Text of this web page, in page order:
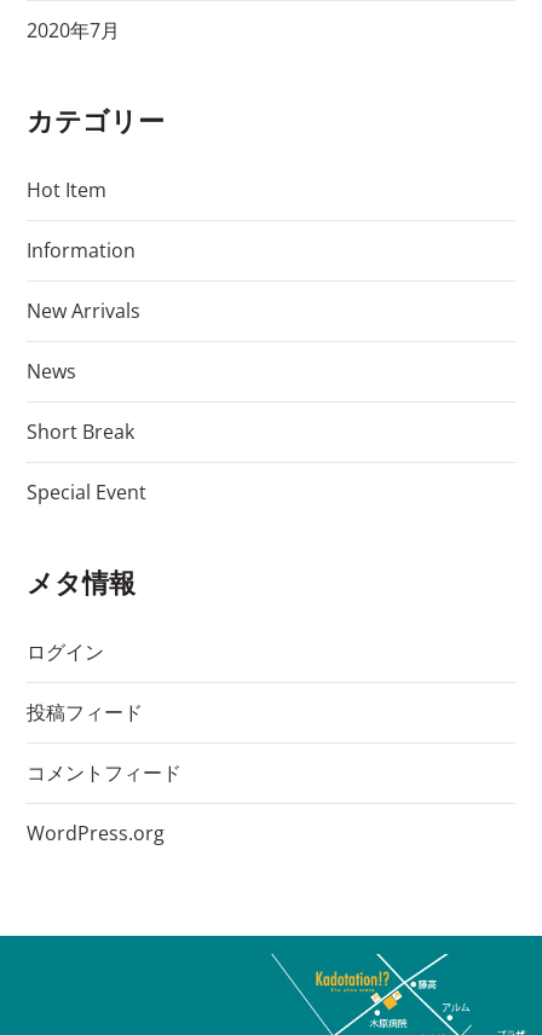
2020年7月
カテゴリー
Hot Item
Information
New Arrivals
News
Short Break
Special Event
メタ情報
ログイン
投稿フィード
コメントフィード
WordPress.org